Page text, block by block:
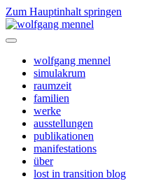
Zum Hauptinhalt springen
wolfgang mennel
simulakrum
raumzeit
familien
werke
ausstellungen
publikationen
manifestations
über
lost in transition blog